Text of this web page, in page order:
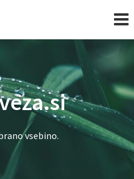
vsebino.